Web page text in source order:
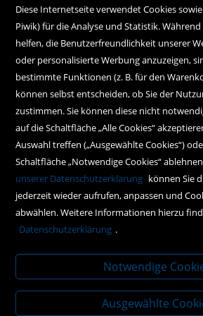
Kundenservice
Hilfe
Kontakt
Social Media
Policy
AGBs
Impressum
Datenschutz
Diese Internetseite verwendet Cookies
Piwik) für die Analyse und Statistik.
helfen, die Benutzerfreundlichkeit unserer
oder personalisierte Werbung anzuzeigen,
bestimmte Funktionen (z. B. für den
können selbst entscheiden, ob Sie der
zustimmen. Sie können diese nicht
auf die Schaltfläche „Alle Cookies“
Auswahl treffen („Ausgewählte Cookies“)
Schaltfläche „Notwendige Cookies“
unserer Datenschutzerklärung können Sie
jederzeit wieder aufrufen, anpassen und
abwählen. Weitere Informationen hierzu
Datenschutzerklärung .
Notwendige
Ausgewählte